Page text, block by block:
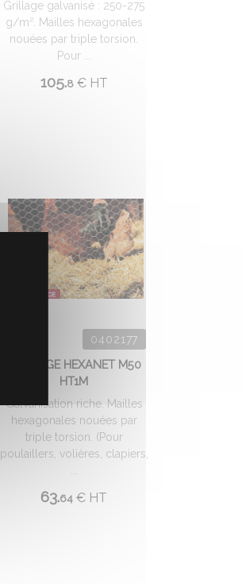
Grillage galvanisé : 250-275
g/m². Mailles hexagonales
nouées par triple torsion.
Pour ...
105.8 €HT
0402177
GRILLAGE HEXANET M50
HT1M
Galvanisation riche. Mailles
hexagonales nouées par
triple torsion. (Pour
poulaillers, volières, clapiers,
63.64 € HT